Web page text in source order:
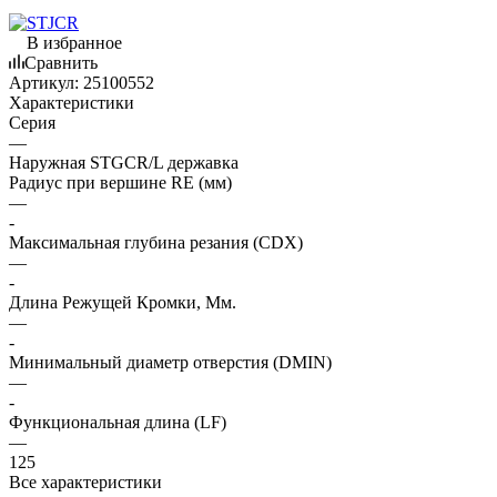
В избранное
Сравнить
Артикул: 25100552
Характеристики
Серия
—
Наружная STGCR/L державка
Радиус при вершине RE (мм)
—
-
Максимальная глубина резания (CDX)
—
-
Длина Режущей Кромки, Мм.
—
-
Минимальный диаметр отверстия (DMIN)
—
-
Функциональная длина (LF)
—
125
Все характеристики